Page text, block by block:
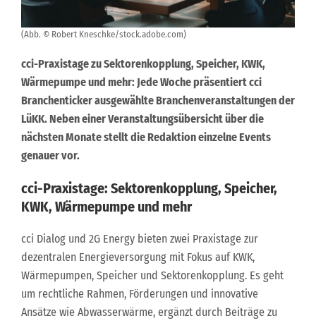
(Abb. © Robert Kneschke/stock.adobe.com)
cci-Praxistage zu Sektorenkopplung, Speicher, KWK,
Wärmepumpe und mehr: Jede Woche präsentiert cci
Branchenticker ausgewählte Branchenveranstaltungen der
LüKK. Neben einer Veranstaltungsübersicht über die
nächsten Monate stellt die Redaktion einzelne Events
genauer vor.
cci-Praxistage: Sektorenkopplung, Speicher,
KWK, Wärmepumpe und mehr
cci Dialog und 2G Energy bieten zwei Praxistage zur
dezentralen Energieversorgung mit Fokus auf KWK,
Wärmepumpen, Speicher und Sektorenkopplung. Es geht
um rechtliche Rahmen, Förderungen und innovative
Ansätze wie Abwasserwärme, ergänzt durch Beiträge zu